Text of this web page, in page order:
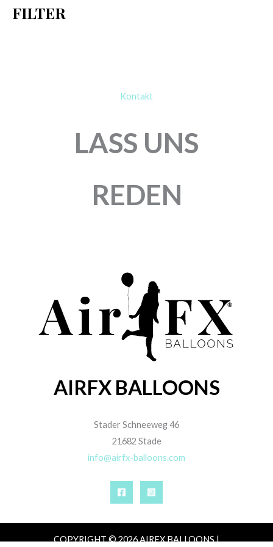
FILTER
Kontakt
LASS UNS
REDEN
AIRFX BALLOONS
Stader Schneeweg 46
21682 Stade
info@airfx-balloons.com
COPYRIGHT © 2026 AIRFX BALLOONS |